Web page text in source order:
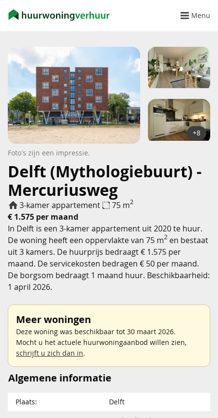
Menu
Delft (Mythologiebuurt) -
Mercuriusweg
3-kamer appartement 75 m2
€ 1.575 per maand
+8
Foto's zijn een impressie.
In Delft is een 3-kamer appartement uit 2020 te huur.
De woning heeft een oppervlakte van 75 m2 en bestaat
uit 3 kamers. De huurprijs bedraagt € 1.575 per
maand. De servicekosten bedragen € 50 per maand.
De borgsom bedraagt 1 maand huur. Beschikbaarheid:
1 april 2026.
Meer woningen
Deze woning was beschikbaar tot 30 maart 2026.
Mocht u het actuele huurwoningaanbod willen zien,
schrijft u zich dan in.
Algemene informatie
Plaats:
Delft